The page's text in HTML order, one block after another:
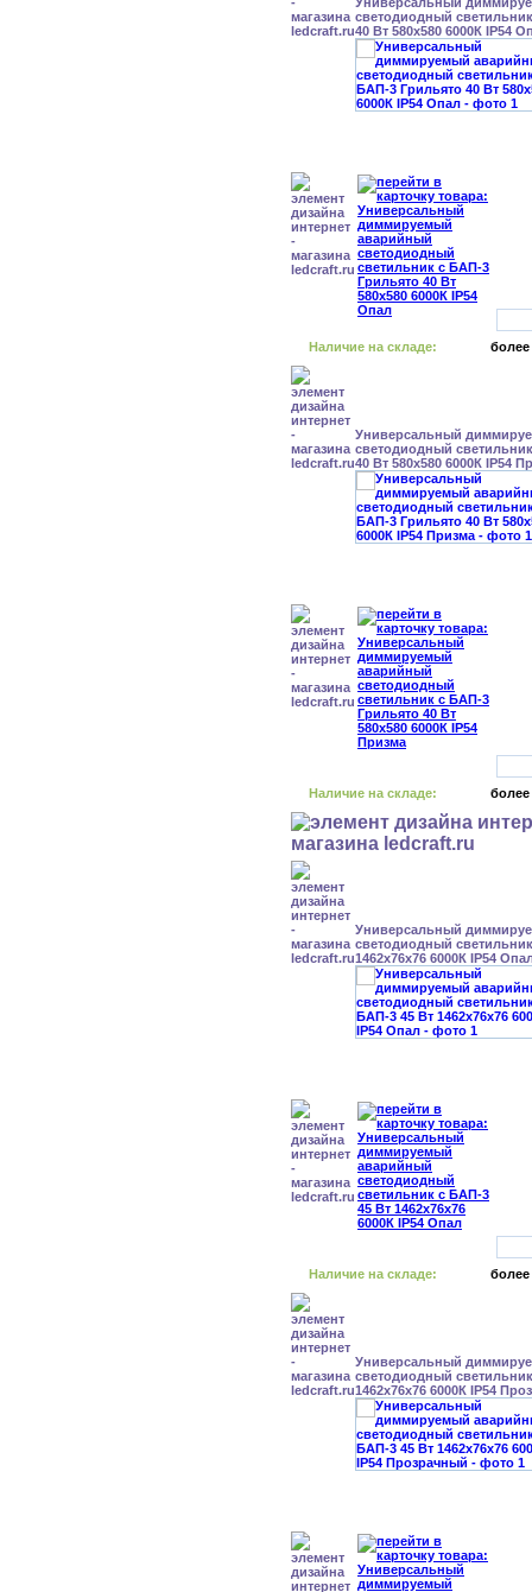
светодиодный
40 Вт 580x580 6000К IP54
Наличие на складе: более
Универсальный
светодиодный
40 Вт 580x580 6000К IP54
Наличие на складе: более
Универсальный
светодиодный
1462x76x76 6000К IP54
Наличие на складе: более
Универсальный
светодиодный
1462x76x76 6000К IP54